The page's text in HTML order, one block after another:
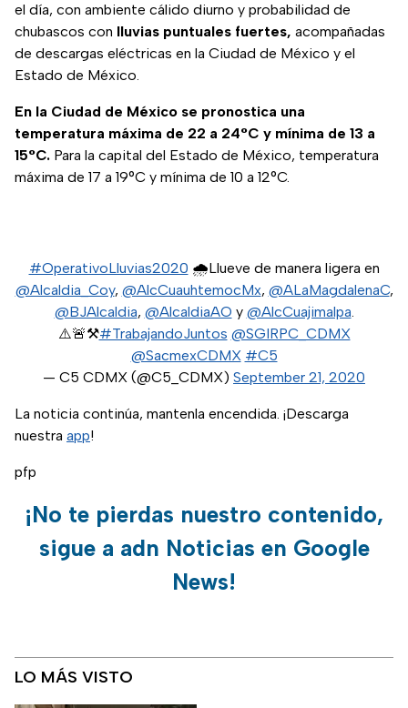
el día, con ambiente cálido diurno y probabilidad de
chubascos con lluvias puntuales fuertes, acompañadas
de descargas eléctricas en la Ciudad de México y el
Estado de México.
En la Ciudad de México se pronostica una
temperatura máxima de 22 a 24°C y mínima de 13 a
15°C. Para la capital del Estado de México, temperatura
máxima de 17 a 19°C y mínima de 10 a 12°C.
#OperativoLluvias2020 🌧️Llueve de manera ligera en
@Alcaldia_Coy, @AlcCuauhtemocMx, @ALaMagdalenaC,
@BJAlcaldia, @AlcaldiaAO y @AlcCuajimalpa.
⚠️🚨⚒️#TrabajandoJuntos @SGIRPC_CDMX
@SacmexCDMX #C5
— C5 CDMX (@C5_CDMX) September 21, 2020
La noticia continúa, mantenla encendida. ¡Descarga
nuestra app!
pfp
¡No te pierdas nuestro contenido,
sigue a adn Noticias en Google
News!
LO MÁS VISTO